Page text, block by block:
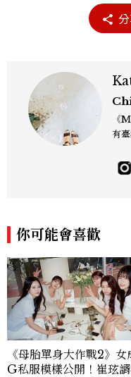
《
有
佳
採
你可能會喜歡
《母胎單身大作戰2》
G私服模樣公開！崔玹諝